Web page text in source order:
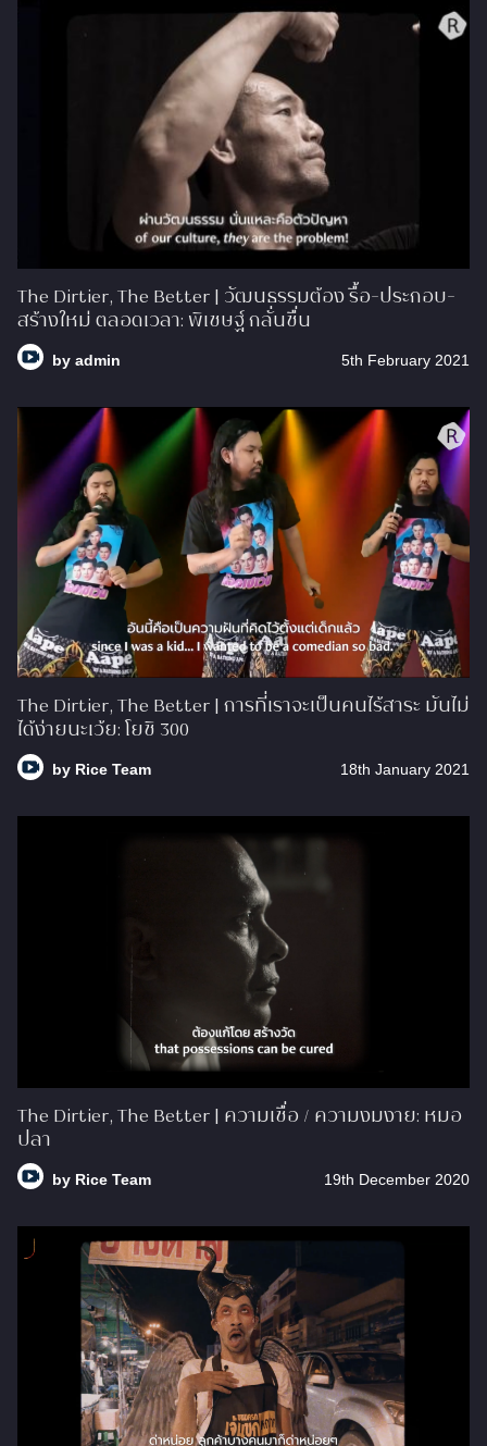
The Dirtier, The Better | วัฒนธรรมต้อง รื้อ-ประกอบ-
สร้างใหม่ ตลอดเวลา: พิเชษฐ์ กลั่นชื่น
byadmin 5th February 2021
The Dirtier, The Better | การที่เราจะเป็นคนไร้สาระ มันไม่
ได้ง่ายนะเว้ย: โยชิ 300
by Rice Team 18th January 2021
The Dirtier, The Better | ความเชื่อ / ความงมงาย: หมอ
ปลา
by Rice Team 19th December 2020